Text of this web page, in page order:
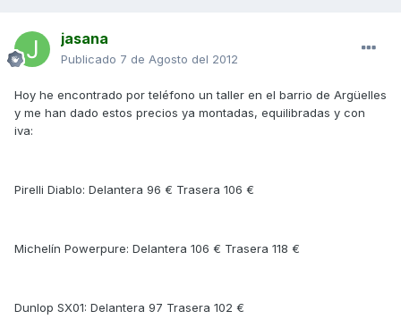
jasana
Publicado 7 de Agosto del 2012
Hoy he encontrado por teléfono un taller en el barrio de Argüelles
y me han dado estos precios ya montadas, equilibradas y con
iva:
Pirelli Diablo: Delantera 96 € Trasera 106 €
Michelín Powerpure: Delantera 106 € Trasera 118 €
Dunlop SX01: Delantera 97 Trasera 102 €